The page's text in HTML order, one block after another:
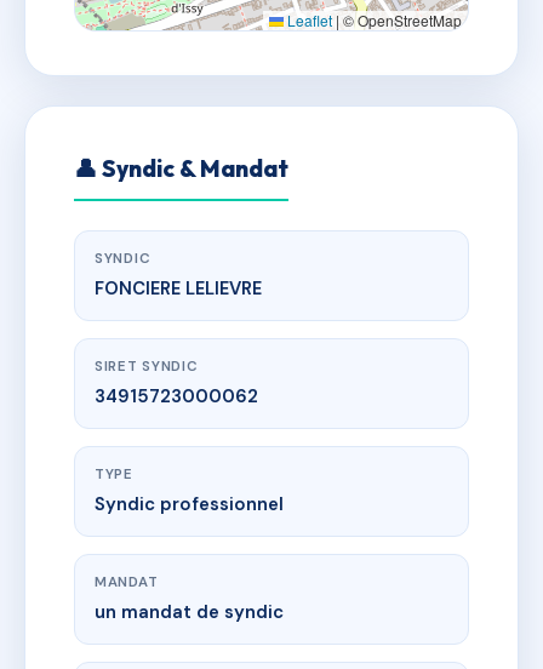
Leaflet | © OpenStreetMap
👤 Syndic & Mandat
SYNDIC
FONCIERE LELIEVRE
SIRET SYNDIC
34915723000062
TYPE
Syndic professionnel
MANDAT
un mandat de syndic